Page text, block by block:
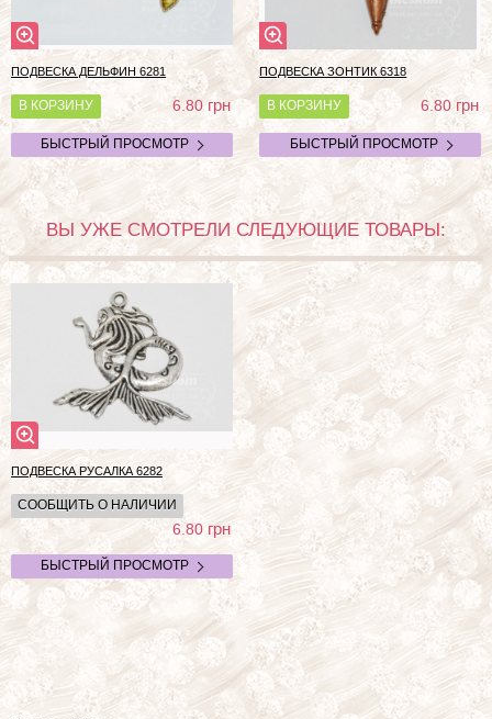
ПОДВЕСКА ДЕЛЬФИН 6281
В КОРЗИНУ 6.80грн
БЫСТРЫЙ ПРОСМОТР
ПОДВЕСКА ЗОНТИК 6318
В КОРЗИНУ 6.80грн
БЫСТРЫЙ ПРОСМОТР
ВЫ УЖЕ СМОТРЕЛИ СЛЕДУЮЩИЕ ТОВАРЫ:
ПОДВЕСКА РУСАЛКА 6282
СООБЩИТЬ О НАЛИЧИИ
6.80грн
БЫСТРЫЙ ПРОСМОТР